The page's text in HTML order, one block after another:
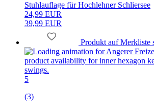
Stuhlauflage für Hochlehner Schliersee
24,99 EUR
39,99 EUR
Produkt auf Merkliste
5
(3)